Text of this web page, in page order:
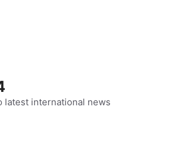
international news